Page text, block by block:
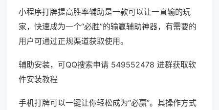
小程序打牌提高胜率辅助是一款可以让一直输的玩
家，快速成为一个“必胜”的输赢辅助神器，有需要的
用户可通过正规渠道获取使用。
辅助安装，可QQ搜索申请 549552478 进群获取软
件安装教程
手机打牌可以一键让你轻松成为“必赢”。其操作方式